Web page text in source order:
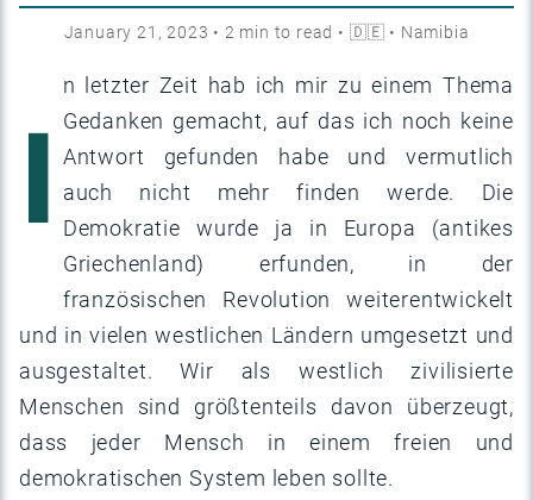
January 21, 2023 • 2 min to read • 🇩🇪 • Namibia
I
n letzter Zeit hab ich mir zu einem Thema
Gedanken gemacht, auf das ich noch keine Antwort gefunden habe und vermutlich
auch nicht mehr finden werde. Die
Demokratie wurde ja in Europa (antikes
Griechenland) erfunden, in der
französischen Revolution weiterentwickelt
und in vielen westlichen Ländern umgesetzt und
ausgestaltet. Wir als westlich zivilisierte
Menschen sind größtenteils davon überzeugt,
dass jeder Mensch in einem freien und
demokratischen System leben sollte.